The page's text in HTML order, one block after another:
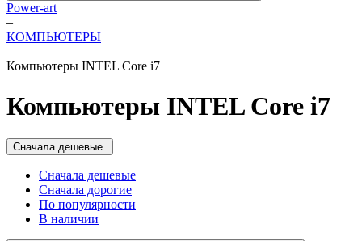
Power-art
–
КОМПЬЮТЕРЫ
–
Компьютеры INTEL Core i7
Компьютеры INTEL Core i7
Сначала дешевые
Сначала дешевые
Сначала дорогие
По популярности
В наличии